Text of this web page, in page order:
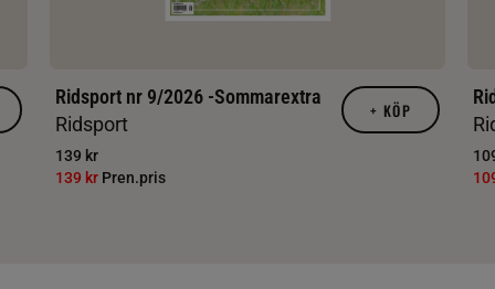
Ridsport nr 9/2026 -Sommarextra
Ridsport
139 kr
139 kr Pren.pris
+ KÖP